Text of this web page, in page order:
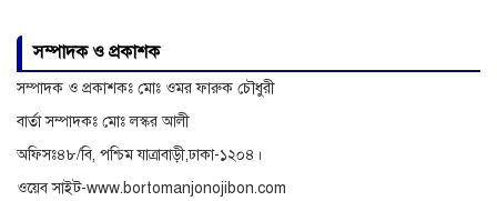
বিরুদ্ধে অনুসন্ধান
সম্পাদক ও প্রকাশক
সম্পাদক ও প্রকাশকঃ মোঃ ওমর ফারুক চৌধুরী
বার্তা সম্পাদকঃ মোঃ লস্কর আলী
অফিসঃ৪৮/বি, পশ্চিম যাত্রাবাড়ী,ঢাকা-১২০৪।
ওয়েব সাইট-www.bortomanjonojibon.com